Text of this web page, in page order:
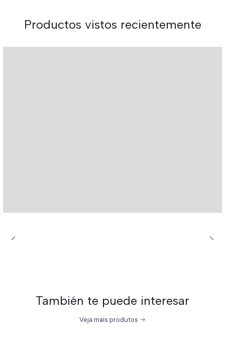
Productos vistos recientemente
También te puede interesar
Veja mais produtos